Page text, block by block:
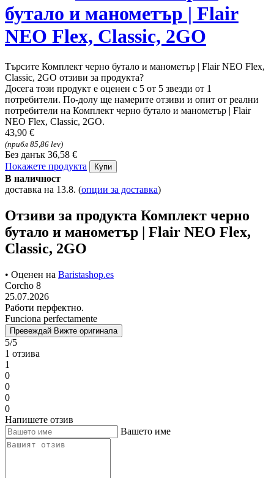
бутало и манометър | Flair
NEO Flex, Classic, 2GO
Търсите Комплект черно бутало и манометър | Flair NEO Flex,
Classic, 2GO отзиви за продукта?
Досега този продукт е оценен с 5 от 5 звезди от 1
потребители. По-долу ще намерите отзиви и опит от реални
потребители на Комплект черно бутало и манометър | Flair
NEO Flex, Classic, 2GO.
43,90 €
(прибл 85,86 lev)
Без данък 36,58 €
Покажете продукта
Купи
В наличност
доставка на 13.8. (опции за доставка)
Отзиви за продукта Комплект черно
бутало и манометър | Flair NEO Flex,
Classic, 2GO
• Оценен на Baristashop.es
Corcho 8
25.07.2026
Работи перфектно.
Funciona perfectamente
Превеждай Вижте оригинала
5/5
1 отзива
1
0
0
0
0
Напишете отзив
Вашето име